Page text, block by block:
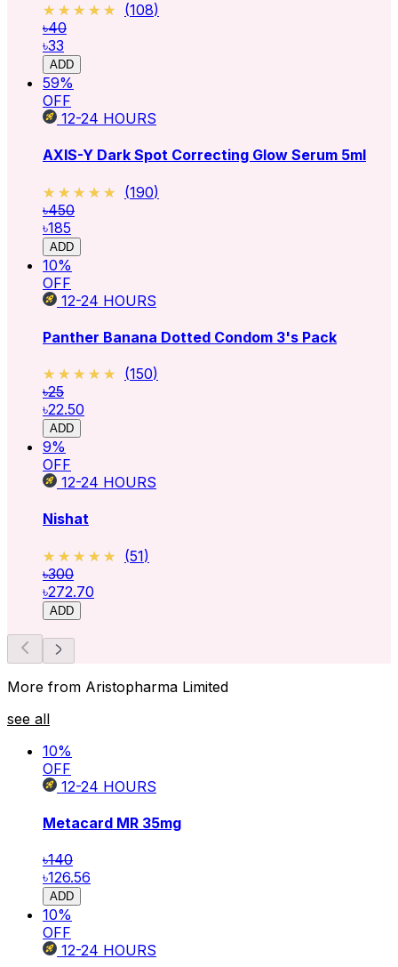
★★★★★
★★★★★ (108)
৳40
৳33
ADD
59%
OFF
12-24 HOURS
AXIS-Y Dark Spot Correcting Glow Serum 5ml
★★★★★
★★★★★ (190)
৳450
৳185
ADD
10%
OFF
12-24 HOURS
Panther Banana Dotted Condom 3's Pack
★★★★★
★★★★★ (150)
৳25
৳22.50
ADD
9%
OFF
12-24 HOURS
Nishat
★★★★★
★★★★★ (51)
৳300
৳272.70
ADD
More from Aristopharma Limited
see all
10%
OFF
12-24 HOURS
Metacard MR 35mg
৳140
৳126.56
ADD
10%
OFF
12-24 HOURS